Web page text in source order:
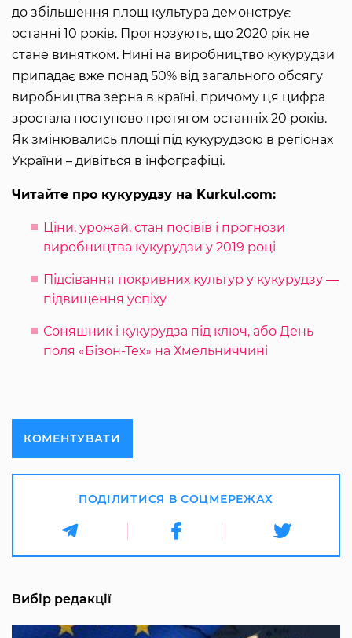
до збільшення площ культура демонструє
останні 10 років. Прогнозують, що 2020 рік не
стане винятком. Нині на виробництво кукурудзи
припадає вже понад 50% від загального обсягу
виробництва зерна в країні, причому ця цифра
зростала поступово протягом останніх 20 років.
Як змінювались площі під кукурудзою в регіонах
України – дивіться в інфографіці.
Читайте про кукурудзу на Kurkul.com:
Ціни, урожай, стан посівів і прогнози
виробництва кукурудзи у 2019 році
Підсівання покривних культур у кукурудзу ―
підвищення успіху
Соняшник і кукурудза під ключ, або День
поля «Бізон-Тех» на Хмельниччині
КОМЕНТУВАТИ
ПОДІЛИТИСЯ В СОЦМЕРЕЖАХ
Вибір редакції